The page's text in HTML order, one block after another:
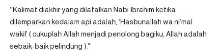
“Kalimat diakhir yang dilafalkan Nabi Ibrahim ketika
dilemparkan kedalam api adalah, ‘Hasbunallah wa ni’mal
wakil’ ( cukuplah Allah menjadi penolong bagiku, Allah adalah
sebaik-baik pelindung ).”